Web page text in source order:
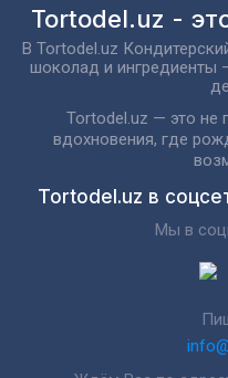
Tortodel.uz -
В Tortodel.uz
шоколад и ингредиенты
Tortodel.uz — это не
вдохновения, где
Tortodel.uz в
Мы в